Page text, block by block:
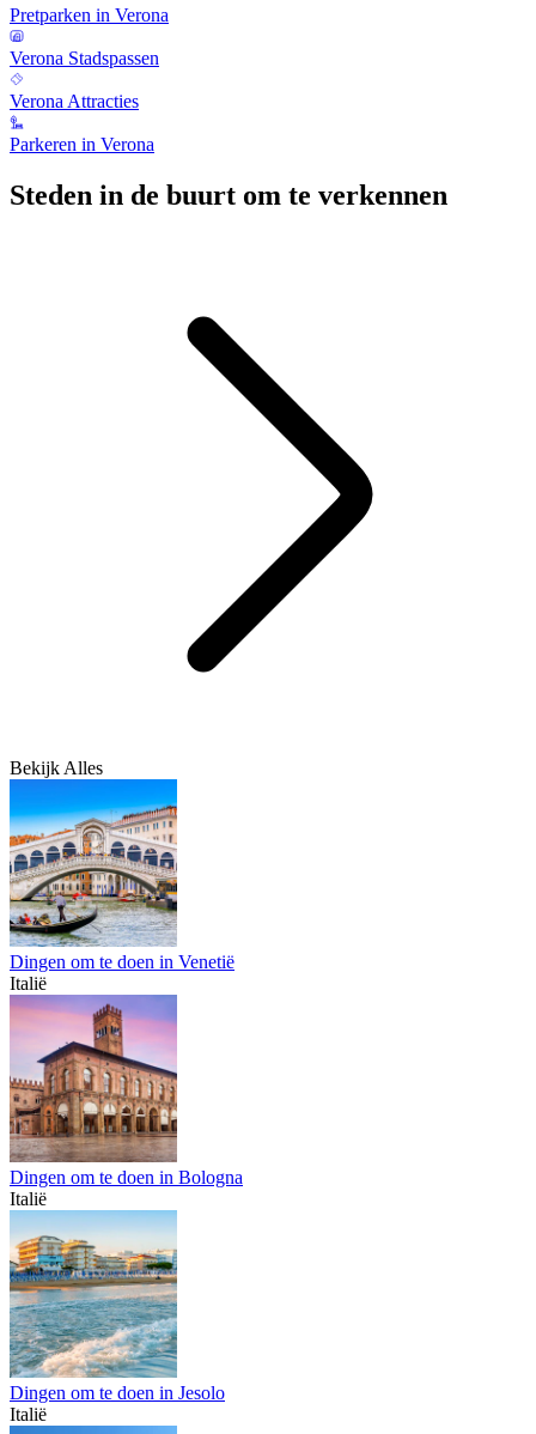
Pretparken in Verona
Verona Stadspassen
Verona Attracties
Parkeren in Verona
Steden in de buurt om te verkennen
Bekijk Alles
Dingen om te doen in Venetië
Italië
Dingen om te doen in Bologna
Italië
Dingen om te doen in Jesolo
Italië